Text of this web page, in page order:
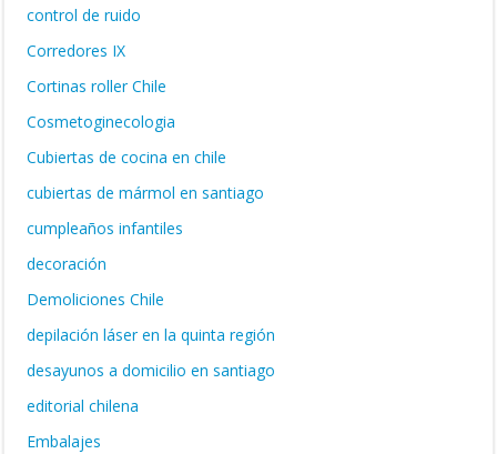
control de ruido
Corredores IX
Cortinas roller Chile
Cosmetoginecologia
Cubiertas de cocina en chile
cubiertas de mármol en santiago
cumpleaños infantiles
decoración
Demoliciones Chile
depilación láser en la quinta región
desayunos a domicilio en santiago
editorial chilena
Embalajes